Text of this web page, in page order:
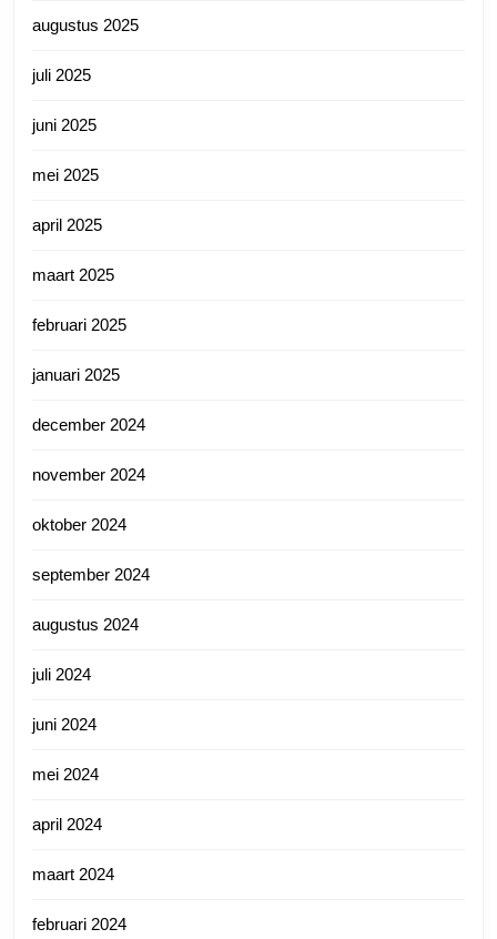
augustus 2025
juli 2025
juni 2025
mei 2025
april 2025
maart 2025
februari 2025
januari 2025
december 2024
november 2024
oktober 2024
september 2024
augustus 2024
juli 2024
juni 2024
mei 2024
april 2024
maart 2024
februari 2024